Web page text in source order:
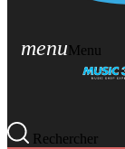
menuMenu
Rechercher